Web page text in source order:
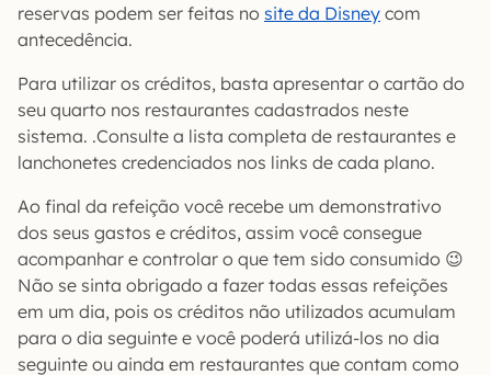
reservas podem ser feitas no site da Disney com
antecedência.
Para utilizar os créditos, basta apresentar o cartão do
seu quarto nos restaurantes cadastrados neste
sistema. .Consulte a lista completa de restaurantes e
lanchonetes credenciados nos links de cada plano.
Ao final da refeição você recebe um demonstrativo
dos seus gastos e créditos, assim você consegue
acompanhar e controlar o que tem sido consumido 😉
Não se sinta obrigado a fazer todas essas refeições
em um dia, pois os créditos não utilizados acumulam
para o dia seguinte e você poderá utilizá-los no dia
seguinte ou ainda em restaurantes que contam como